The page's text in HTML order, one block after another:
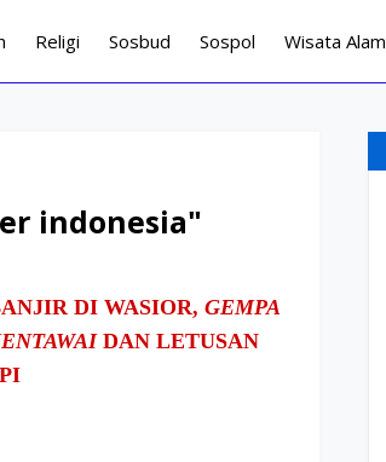
Religi Sosbud Sospol Wisata Alam
indonesia"
DI WASIOR,GEMPA
DAN LETUSAN